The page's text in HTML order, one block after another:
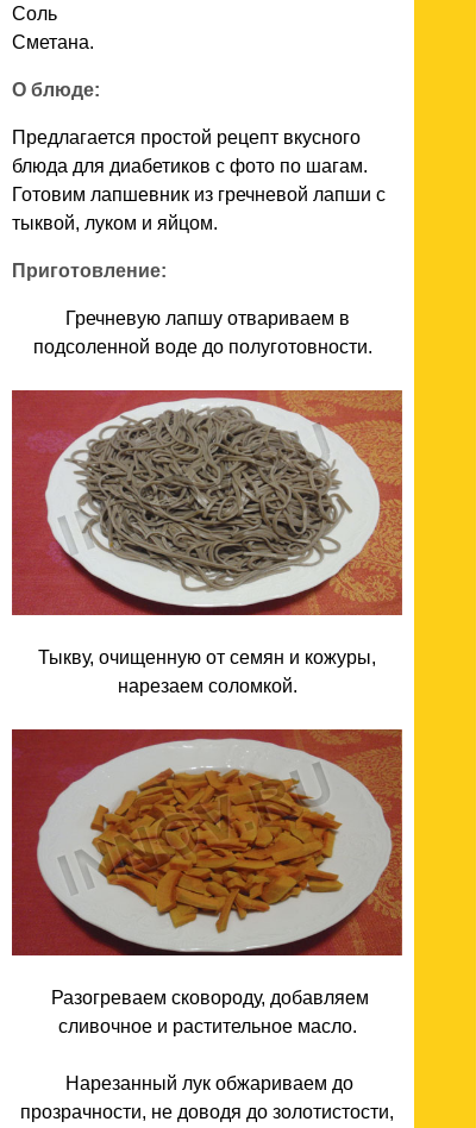
Соль
Сметана.
О блюде:
Предлагается простой рецепт вкусного
блюда для диабетиков с фото по шагам.
Готовим лапшевник из гречневой лапши с
тыквой, луком и яйцом.
Приготовление:
Гречневую лапшу отвариваем в
подсоленной воде до полуготовности.
Тыкву, очищенную от семян и кожуры,
нарезаем соломкой.
Разогреваем сковороду, добавляем
сливочное и растительное масло.
Нарезанный лук обжариваем до
прозрачности, не доводя до золотистости,